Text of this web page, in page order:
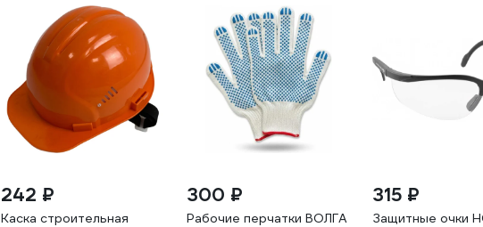
242 ₽
Каска строительная
300 ₽
Рабочие перчатки ВОЛГА
315 ₽
Защитные очки